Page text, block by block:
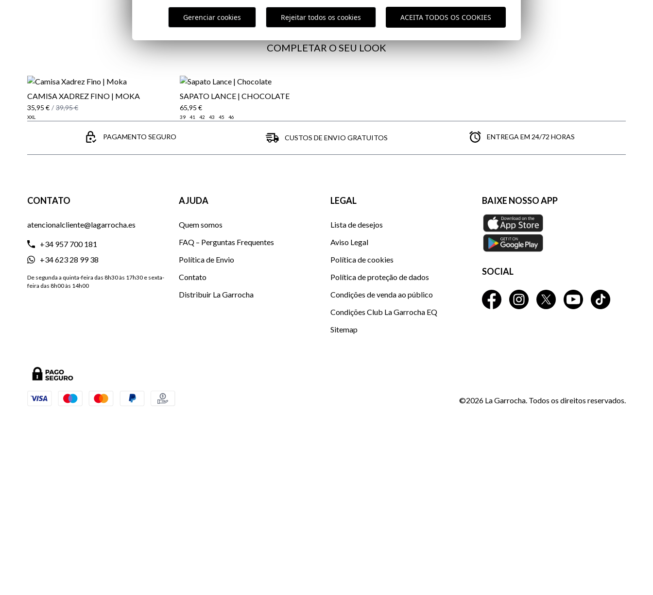
Política de Envio
do cliente
COMPLETAR O SEU LOOK
CAMISA XADREZ FINO | MOKA
35,95 € / 39,95 €
XXL
​SAPATO LANCE | CHOCOLATE
65,95 €
39 41 42 43 45 46
PAGAMENTO SEGURO CUSTOS DE ENVIO GRATUITOS ENTREGA EM 24/72 HORAS
CONTATO
atencionalcliente@lagarrocha.es
+34 957 700 181
+34 623 28 99 38
De segunda a quinta-feira das 8h30 às 17h30 e sexta-
feira das 8h00 às 14h00
AJUDA
Quem somos
FAQ – Perguntas Frequentes
Política de Envio
Contato
Distribuir La Garrocha
LEGAL
Lista de desejos
Aviso Legal
Política de cookies
Política de proteção de dados
Condições de venda ao público
Condições Club La Garrocha EQ
Sitemap
BAIXE NOSSO APP
SOCIAL
©2026 La Garrocha. Todos os direitos reservados.
Gerenciar cookies Rejeitar todos os cookies ACEITA TODOS OS COOKIES